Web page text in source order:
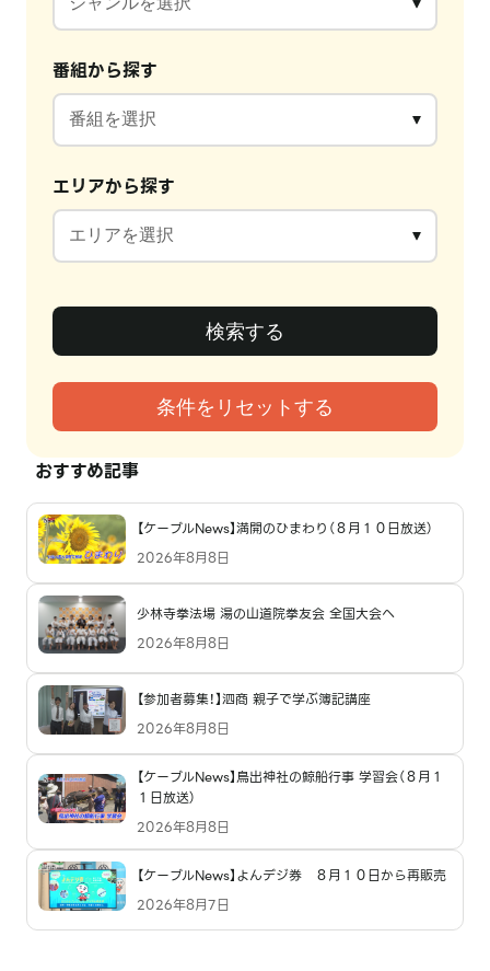
番組から探す
エリアから探す
おすすめ記事
【ケーブルNews】満開のひまわり（８月１０日放送）
2026年8月8日
少林寺拳法場 湯の山道院拳友会 全国大会へ
2026年8月8日
【参加者募集！】泗商 親子で学ぶ簿記講座
2026年8月8日
【ケーブルNews】鳥出神社の鯨船行事 学習会（８月１
１日放送）
2026年8月8日
【ケーブルNews】よんデジ券 ８月１０日から再販売
2026年8月7日